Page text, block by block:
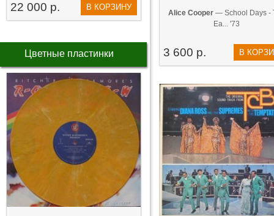
22 000 р. В КОРЗИНУ
Цветные пластинки
Alice Cooper— School Days -
Ea... '73
3 600 р. В